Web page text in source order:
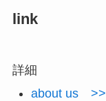
link
詳細
about us >>